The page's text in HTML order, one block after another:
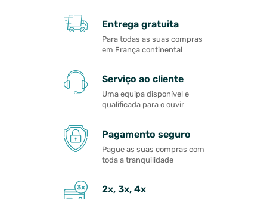
Entrega gratuita
Para todas as suas compras
em França continental
Serviço ao cliente
Uma equipa disponível e
qualificada para o ouvir
Pagamento seguro
Pague as suas compras com
toda a tranquilidade
2x, 3x, 4x